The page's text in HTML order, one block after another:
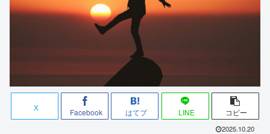
X Facebook はてブ LINE コピー
2025.10.20